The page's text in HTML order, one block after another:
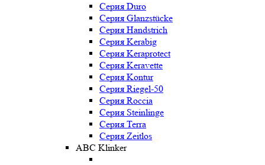
Серия Duro
Серия Glanzstücke
Серия Handstrich
Серия Kerabig
Серия Keraprotect
Серия Keravette
Серия Kontur
Серия Riegel-50
Серия Roccia
Серия Steinlinge
Серия Terra
Серия Zeitlos
ABC Klinker